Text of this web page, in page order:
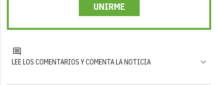
UNIRME
LEE LOS COMENTARIOS Y COMENTA LA NOTICIA